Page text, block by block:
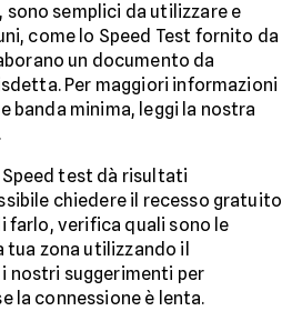
, sono semplici da utilizzare e
come lo Speed Test fornito da
un documento da
Per maggiori informazioni
banda minima, leggi la nostra
Speed test dà risultati
chiedere il recesso gratuito
farlo, verifica quali sono le
zona utilizzando il
nostri suggerimenti per
la connessione è lenta.